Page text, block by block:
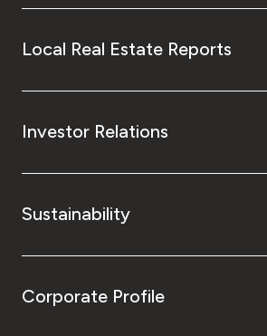
Local Real Estate Reports
Investor Relations
Sustainability
Corporate Profile